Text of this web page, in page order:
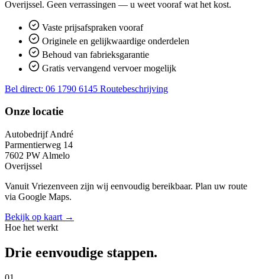
Overijssel. Geen verrassingen — u weet vooraf wat het kost.
Vaste prijsafspraken vooraf
Originele en gelijkwaardige onderdelen
Behoud van fabrieksgarantie
Gratis vervangend vervoer mogelijk
Bel direct: 06 1790 6145 Routebeschrijving
Onze locatie
Autobedrijf André
Parmentierweg 14
7602 PW Almelo
Overijssel
Vanuit Vriezenveen zijn wij eenvoudig bereikbaar. Plan uw route
via Google Maps.
Bekijk op kaart →
Hoe het werkt
Drie eenvoudige stappen.